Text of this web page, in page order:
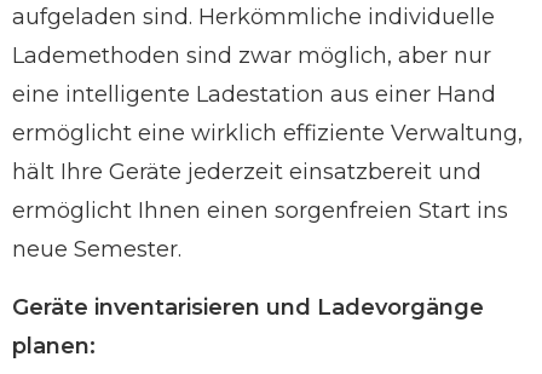
aufgeladen sind. Herkömmliche individuelle
Lademethoden sind zwar möglich, aber nur
eine intelligente Ladestation aus einer Hand
ermöglicht eine wirklich effiziente Verwaltung,
hält Ihre Geräte jederzeit einsatzbereit und
ermöglicht Ihnen einen sorgenfreien Start ins
neue Semester.
Geräte inventarisieren und Ladevorgänge
planen: